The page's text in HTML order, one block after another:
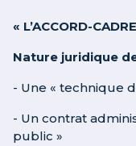
« L’ACCORD-
Nature juridique
- Une « technique
- Un contrat
public »